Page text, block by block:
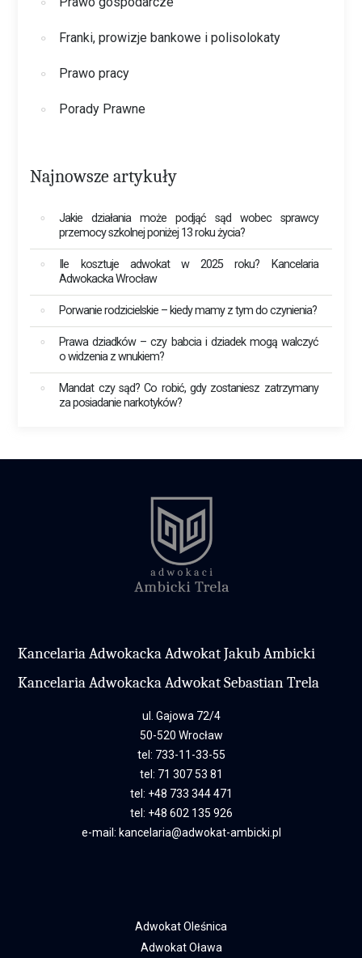
Franki, prowizje bankowe i polisolokaty
Prawo pracy
Porady Prawne
Najnowsze artykuły
Jakie działania może podjąć sąd wobec sprawcy
przemocy szkolnej poniżej 13 roku życia?
Ile kosztuje adwokat w 2025 roku? Kancelaria
Adwokacka Wrocław
Porwanie rodzicielskie – kiedy mamy z tym do czynienia?
Prawa dziadków – czy babcia i dziadek mogą walczyć
o widzenia z wnukiem?
Mandat czy sąd? Co robić, gdy zostaniesz zatrzymany
za posiadanie narkotyków?
Kancelaria Adwokacka Adwokat Jakub Ambicki
Kancelaria Adwokacka Adwokat Sebastian Trela
ul. Gajowa 72/4
50-520 Wrocław
tel: 733-11-33-55
tel: 71 307 53 81
tel: +48 733 344 471
tel: +48 602 135 926
e-mail: kancelaria@adwokat-ambicki.pl
Adwokat Oleśnica
Adwokat Oława